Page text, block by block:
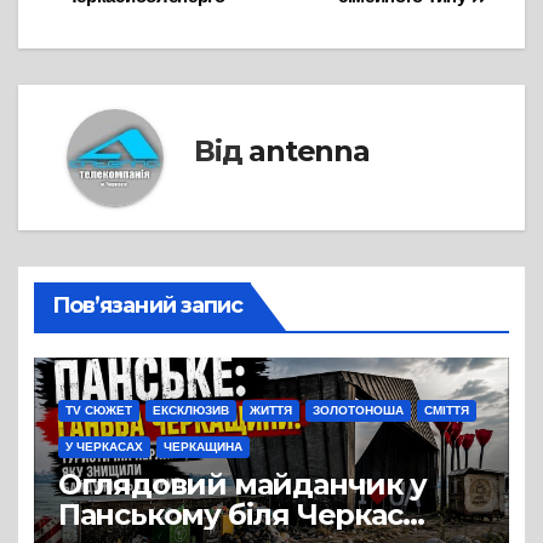
Від antenna
Пов’язаний запис
TV СЮЖЕТ ЕКСКЛЮЗИВ ЖИТТЯ ЗОЛОТОНОША СМІТТЯ
У ЧЕРКАСАХ ЧЕРКАЩИНА
Оглядовий майданчик у
Панському біля Черкас